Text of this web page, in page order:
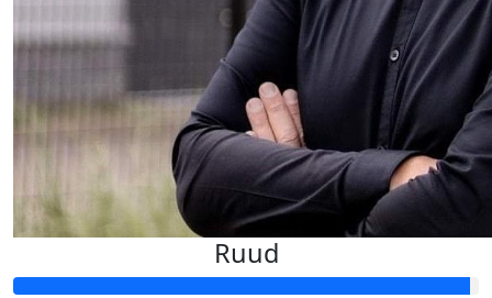
Ruud